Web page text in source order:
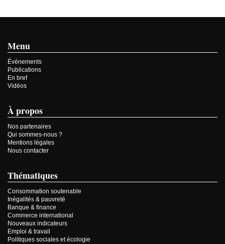
Menu
Événements
Publications
En bref
Vidéos
À propos
Nos partenaires
Qui sommes-nous ?
Mentions légales
Nous contacter
Thématiques
Consommation soutenable
Inégalités & pauvreté
Banque & finance
Commerce international
Nouveaux indicateurs
Emploi & travail
Politiques sociales et écologie